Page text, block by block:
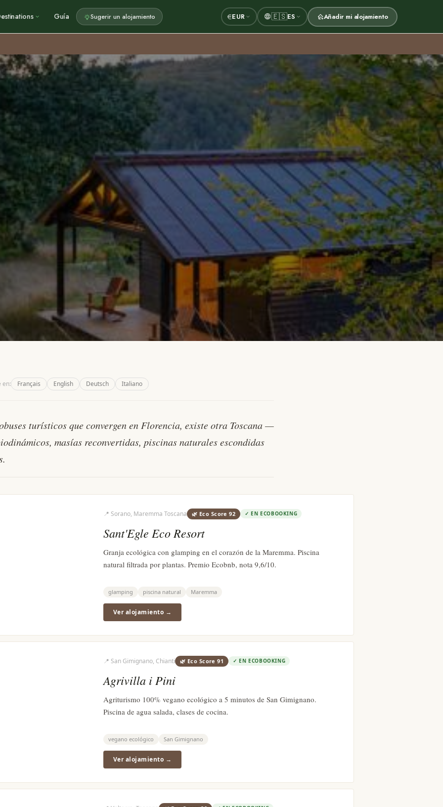
Guía Sugerir un alojamiento €EUR 🇪🇸ES Añadir mi alojamiento
de las
en: Français English Deutsch Italiano
turísticos que convergen en Florencia, existe otra Toscana —
masías reconvertidas, piscinas naturales escondidas
📍 Sorano, Maremma Toscana 🌿 Eco Score92 ✓ EN ECOBOOKING
Sant'Egle Eco Resort
Granja ecológica con glamping en el corazón de la Maremma. Piscina
natural filtrada por plantas. Premio Ecobnb, nota 9,6/10.
glamping piscina natural Maremma
Ver alojamiento →
📍 San Gimignano, Chianti 🌿 Eco Score91 ✓ EN ECOBOOKING
Agrivilla i Pini
Agriturismo 100% vegano ecológico a 5 minutos de San Gimignano.
Piscina de agua salada, clases de cocina.
vegano ecológico San Gimignano
Ver alojamiento →